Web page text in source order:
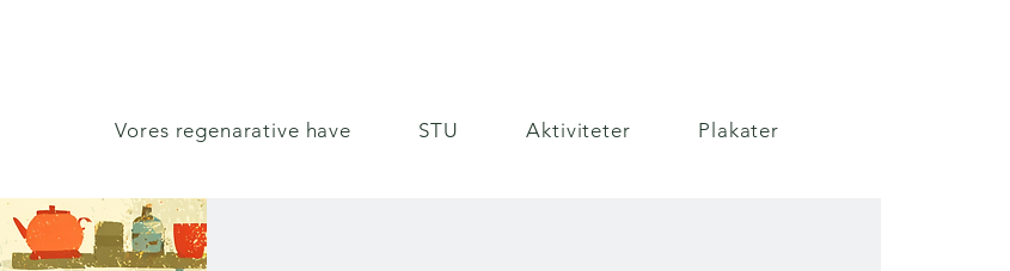
Vores regenarative have STU Aktiviteter Plakater